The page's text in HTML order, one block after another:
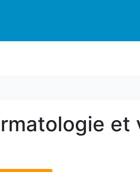
et